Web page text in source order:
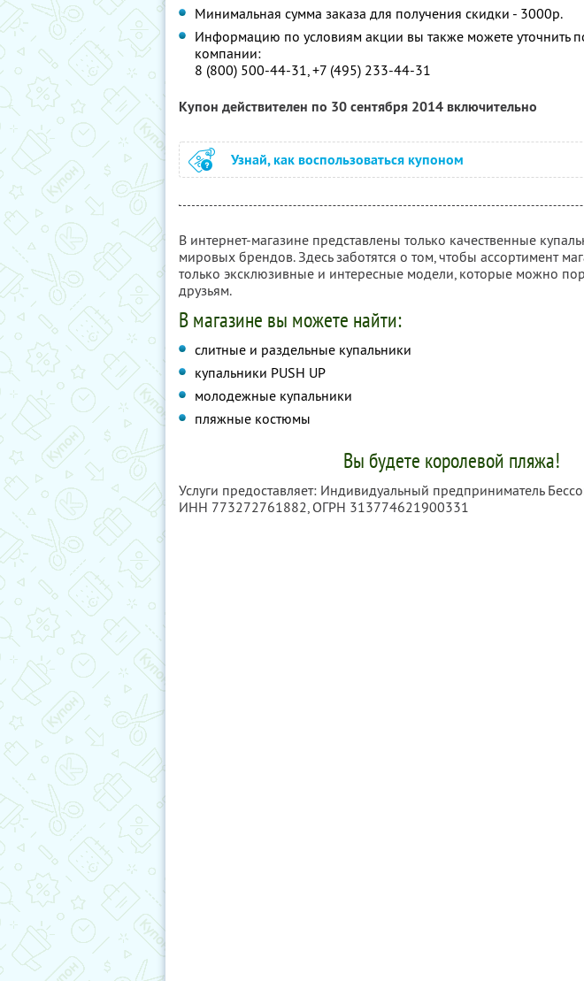
Минимальная сумма заказа для получения скидки - 3000р.
Информацию по условиям акции вы также можете уточнить
компании:
8 (800) 500-44-31, +7 (495) 233-44-31
Купон действителен по 30 сентября 2014 включительно
Узнай, как воспользоваться купоном
В интернет-магазине представлены только качественные
мировых брендов. Здесь заботятся о том, чтобы ассортимент
только эксклюзивные и интересные модели, которые можно
друзьям.
В магазине вы можете найти:
слитные и раздельные купальники
купальники PUSH UP
молодежные купальники
пляжные костюмы
Вы будете королевой пляжа!
Услуги предоставляет: Индивидуальный предприниматель
ИНН 773272761882, ОГРН 313774621900331